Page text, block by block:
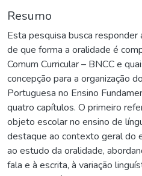
Resumo
Esta pesquisa busca
de que forma a oralidade é
Comum Curricular – BNCC e
concepção para a organização
Portuguesa no Ensino
quatro capítulos. O primeiro
objeto escolar no ensino de
destaque ao contexto geral do
ao estudo da oralidade,
fala e à escrita, à variação